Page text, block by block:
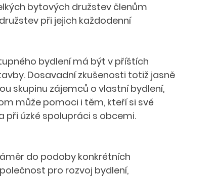
bytových družstev členům
při jejich každodenní
bydlení má být v příštích
Dosavadní zkušenosti totiž jasně
skupinu zájemců o vlastní bydlení,
může pomoci i těm, kteří si své
při úzké spolupráci s obcemi.
do podoby konkrétních
pro rozvoj bydlení,